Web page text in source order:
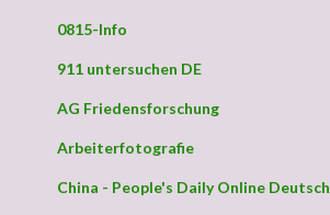
0815-Info
911 untersuchen DE
AG Friedensforschung
Arbeiterfotografie
China - People's Daily Online Deutsch